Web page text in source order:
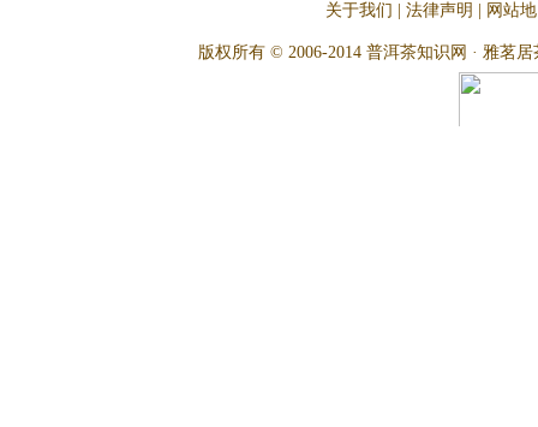
关于我们 法律声明 网站
版权所有 © 2006-2014 普洱茶知识网 · 雅茗